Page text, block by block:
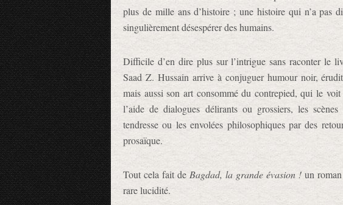
plus de mille ans d’histoire ; une histoire qui n’a pas
singulièrement désespérer des humains.
Difficile d’en dire plus sur l’intrigue sans raconter le
Saad Z. Hussain arrive à conjuguer humour noir,
mais aussi son art consommé du contrepied, qui le
l’aide de dialogues délirants ou grossiers, les
tendresse ou les envolées philosophiques par des
prosaïque.
Tout cela fait de Bagdad, la grande évasion ! un
rare lucidité.